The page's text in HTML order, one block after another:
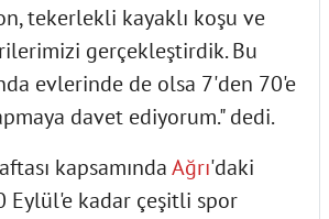
tekerlekli kayaklı koşu ve
gerçekleştirdik. Bu
evlerinde de olsa 7'den 70'e
davet ediyorum." dedi.
kapsamındaAğrı'daki
kadar çeşitli spor